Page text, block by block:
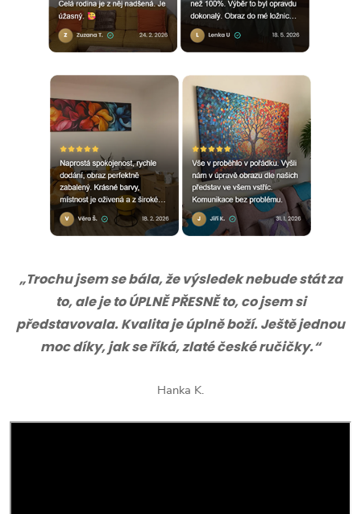
„Trochu jsem se bála, že výsledek nebude stát za
to, ale je to ÚPLNĚ PŘESNĚ to, co jsem si
představovala. Kvalita je úplně boží. Ještě jednou
moc díky, jak se říká, zlaté české ručičky.“
Hanka K.